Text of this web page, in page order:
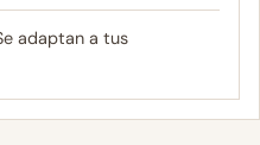
adaptan a tus